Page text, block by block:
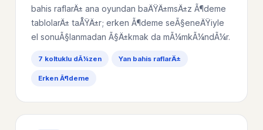
bahis raflarÄ± ana oyundan baÄŸÄ±msÄ±z Ã¶deme
tablolarÄ± taÅŸÄ±r; erken Ã¶deme seÃ§eneÄŸiyle
el sonuÃ§lanmadan Ã§Ä±kmak da mÃ¼mkÃ¼ndÃ¼r.
7 koltuklu dÃ¼zen Yan bahis raflarÄ±
Erken Ã¶deme